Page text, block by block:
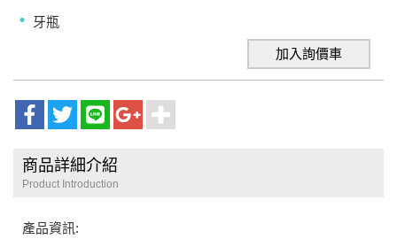
牙瓶
加入詢價車
商品詳細介紹
Product Introduction
產品資訊: